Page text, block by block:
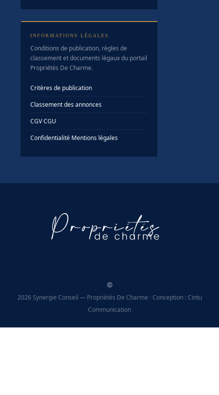
INFORMATIONS LÉGALES
Conditions de publication, règles de
classement et documents légaux du portail
Propriétés De Charme.
Critères de publication
Classement des annonces
CGV·CGU
Confidentialité·Mentions légales
©
2026 Synergie Conseil — Propriétés De Charme · Conception : Cintu
Communication